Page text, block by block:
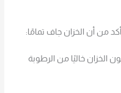
من أن الخزان جاف تمامًا:
خاليًا من الرطوبة